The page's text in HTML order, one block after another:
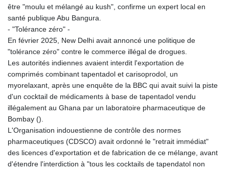
être "moulu et mélangé au kush", confirme un expert local en
santé publique Abu Bangura.
- "Tolérance zéro" -
En février 2025, New Delhi avait annoncé une politique de
"tolérance zéro" contre le commerce illégal de drogues.
Les autorités indiennes avaient interdit l'exportation de
comprimés combinant tapentadol et carisoprodol, un
myorelaxant, après une enquête de la BBC qui avait suivi la piste
d'un cocktail de médicaments à base de tapentadol vendu
illégalement au Ghana par un laboratoire pharmaceutique de
Bombay ().
L'Organisation indouestienne de contrôle des normes
pharmaceutiques (CDSCO) avait ordonné le "retrait immédiat"
des licences d'exportation et de fabrication de ce mélange, avant
d'étendre l'interdiction à "tous les cocktails de tapendatol non